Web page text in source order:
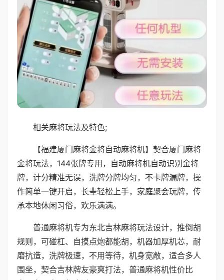
相关麻将玩法及特色;
【福建厦门麻将金将自动麻将机】契合厦门麻将
金将玩法，144张牌专用，自动麻将机自动识别金将
牌，计分精准无误，洗牌分牌均匀，不卡牌漏牌，操
作简单一键开启，长辈轻松上手，家庭聚会玩牌，传
承本地休闲习俗，欢乐满满。
普通麻将机专为东北吉林麻将玩法设计，推倒胡
规则，可碰杠、自摸点炮都能胡，机器加厚机芯，耐
磨抗造，洗牌极速，不用等待，机身宽敞，适合多人
围坐，契合吉林牌友豪爽打法，普通麻将机性价比